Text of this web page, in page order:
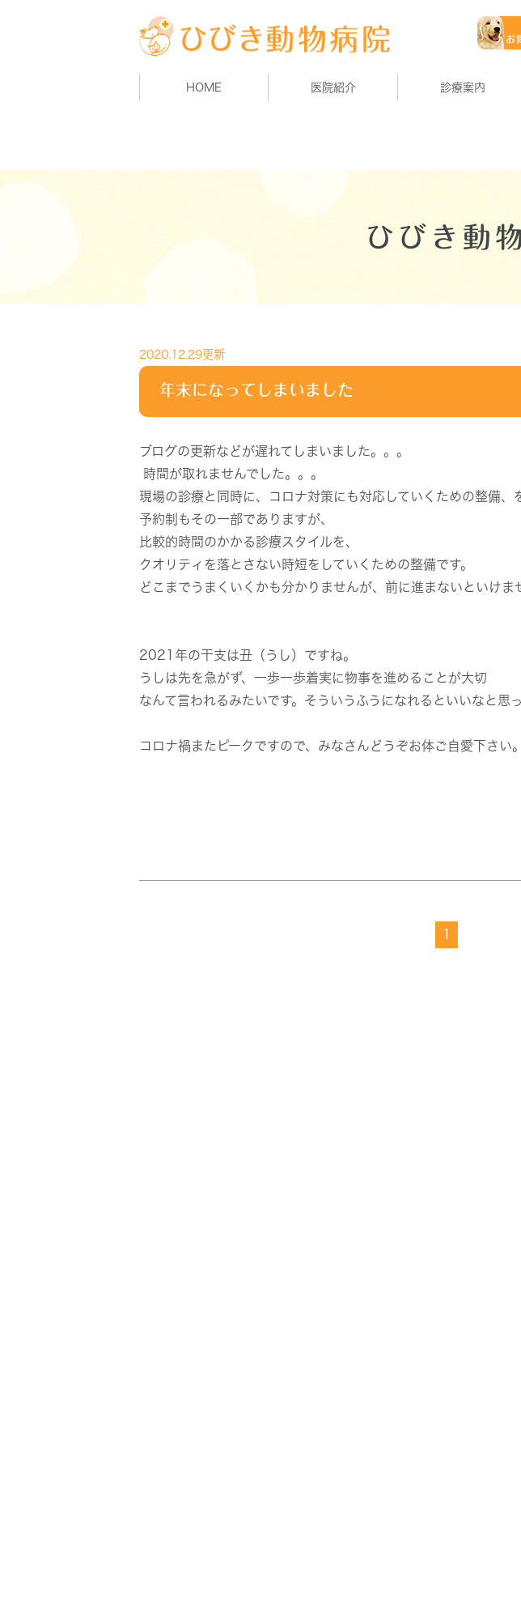
HOME 医院紹介 診療案内
ひびき動
2020.12.29更新
年末になってしまいました
ブログの更新などが遅れてしまいました。。。
時間が取れませんでした。。。
現場の診療と同時に、コロナ対策にも対応していくための整備、
予約制もその一部でありますが、
比較的時間のかかる診療スタイルを、
クオリティを落とさない時短をしていくための整備です。
どこまでうまくいくかも分かりませんが、前に進まないといけま
2021年の干支は丑（うし）ですね。
うしは先を急がず、一歩一歩着実に物事を進めることが大切
なんて言われるみたいです。そういうふうになれるといいなと思っ
コロナ禍またピークですので、みなさんどうぞお体ご自愛下さい。
1